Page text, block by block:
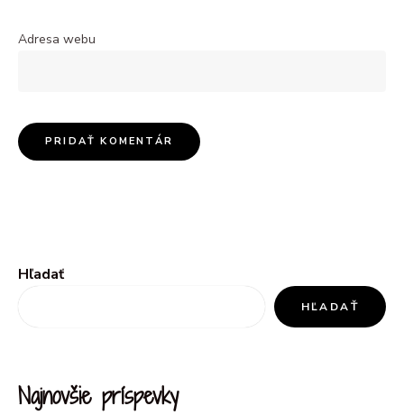
Adresa webu
Hľadať
HĽADAŤ
Najnovšie príspevky